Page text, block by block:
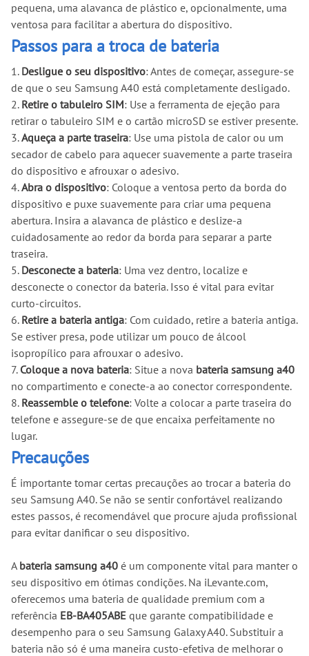
pequena, uma alavanca de plástico e, opcionalmente, uma
ventosa para facilitar a abertura do dispositivo.
Passos para a troca de bateria
1. Desligue o seu dispositivo: Antes de começar, assegure-se
de que o seu Samsung A40 está completamente desligado.
2. Retire o tabuleiro SIM: Use a ferramenta de ejeção para
retirar o tabuleiro SIM e o cartão microSD se estiver presente.
3.Aqueça a parte traseira: Use uma pistola de calor ou um
secador de cabelo para aquecer suavemente a parte traseira
do dispositivo e afrouxar o adesivo.
4.Abra o dispositivo: Coloque a ventosa perto da borda do
dispositivo e puxe suavemente para criar uma pequena
abertura. Insira a alavanca de plástico e deslize-a
cuidadosamente ao redor da borda para separar a parte
traseira.
5. Desconecte a bateria: Uma vez dentro, localize e
desconecte o conector da bateria. Isso é vital para evitar
curto-circuitos.
6. Retire a bateria antiga: Com cuidado, retire a bateria antiga.
Se estiver presa, pode utilizar um pouco de álcool
isopropílico para afrouxar o adesivo.
7. Coloque a nova bateria: Situe a nova bateria samsung a40
no compartimento e conecte-a ao conector correspondente.
8. Reassemble o telefone: Volte a colocar a parte traseira do
telefone e assegure-se de que encaixa perfeitamente no
lugar.
Precauções
É importante tomar certas precauções ao trocar a bateria do
seu Samsung A40. Se não se sentir confortável realizando
estes passos, é recomendável que procure ajuda profissional
para evitar danificar o seu dispositivo.
A bateria samsung a40 é um componente vital para manter o
seu dispositivo em ótimas condições. Na iLevante.com,
oferecemos uma bateria de qualidade premium com a
referência EB-BA405ABE que garante compatibilidade e
desempenho para o seu Samsung Galaxy A40. Substituir a
bateria não só é uma maneira custo-efetiva de melhorar o